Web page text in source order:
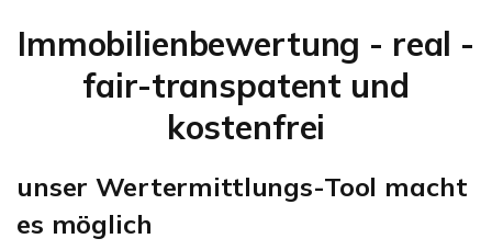
Immobilienbewertung - real -
fair-transpatent und
kostenfrei
unser Wertermittlungs-Tool macht
es möglich